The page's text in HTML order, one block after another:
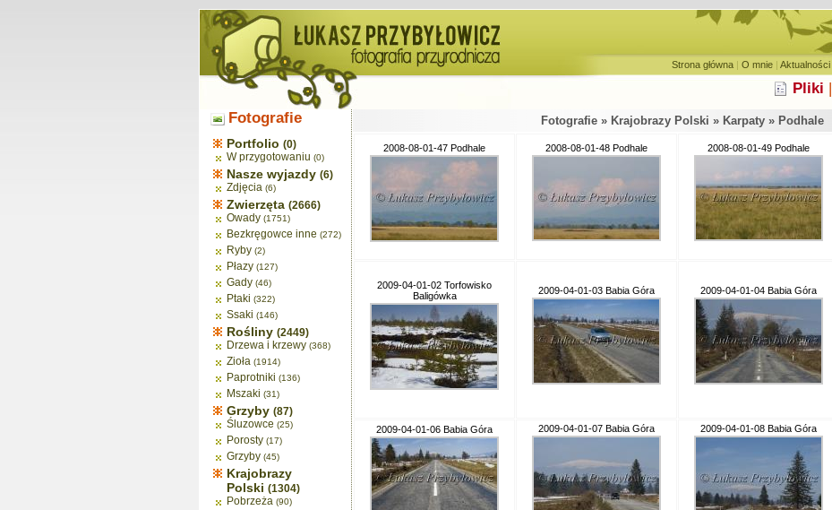
Strona główna | O mnie | Aktualności
Pliki |
Fotografie
Portfolio (0)
W przygotowaniu (0)
Nasze wyjazdy (6)
Zdjęcia (6)
Zwierzęta (2666)
Owady (1751)
Bezkręgowce inne (272)
Ryby (2)
Płazy (127)
Gady (46)
Ptaki (322)
Ssaki (146)
Rośliny (2449)
Drzewa i krzewy (368)
Zioła (1914)
Paprotniki (136)
Mszaki (31)
Grzyby (87)
Śluzowce (25)
Porosty (17)
Grzyby (45)
Krajobrazy
Polski (1304)
Pobrzeża (90)
Fotografie » Krajobrazy Polski » Karpaty » Podhale
2008-08-01-47 Podhale 2008-08-01-48 Podhale 2008-08-01-49 Podhale
2009-04-01-02 Torfowisko
Baligówka
2009-04-01-03 Babia Góra 2009-04-01-04 Babia Góra
2009-04-01-06 Babia Góra 2009-04-01-07 Babia Góra 2009-04-01-08 Babia Góra